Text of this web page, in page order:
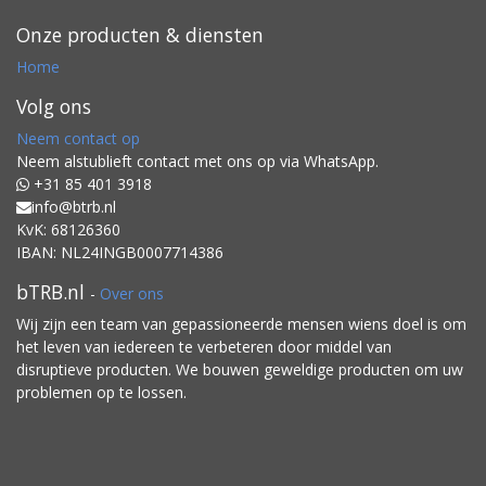
Onze producten & diensten
Home
Volg ons
Neem contact op
Neem alstublieft contact met ons op via WhatsApp.
+31 85 401 3918
info@btrb.nl
KvK: 68126360
IBAN: NL24INGB0007714386
bTRB.nl - Over ons
Wij zijn een team van gepassioneerde mensen wiens doel is om
het leven van iedereen te verbeteren door middel van
disruptieve producten. We bouwen geweldige producten om uw
problemen op te lossen.